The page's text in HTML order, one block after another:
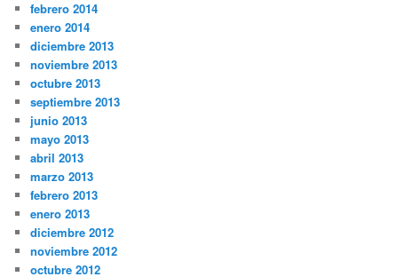
febrero 2014
enero 2014
diciembre 2013
noviembre 2013
octubre 2013
septiembre 2013
junio 2013
mayo 2013
abril 2013
marzo 2013
febrero 2013
enero 2013
diciembre 2012
noviembre 2012
octubre 2012